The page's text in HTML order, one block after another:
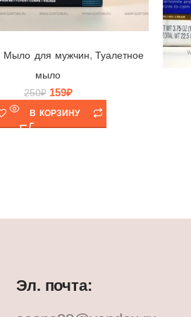
Мыло для мужчин,Туалетное
мыло
250₽ 159₽
В КОРЗИНУ
Эл. почта: